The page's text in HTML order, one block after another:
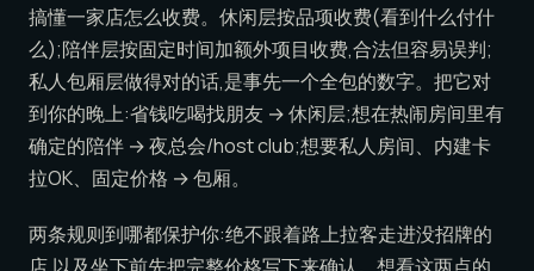
搞懂一家店怎么收费。休闲层按品项收费(看到什么付什
么);陪伴层按固定时间加额外项目收费,合法但容易误判;
私人包厢层做得对的话,是事先一个全包的数字。把它对
到你的晚上:省钱吃喝找朋友 → 休闲层;想在热闹房间里有
确定的陪伴 → 夜总会/host club;想要私人房间、内建卡
拉OK、固定价格 → 包厢。
两条规则到哪都保护你:绝不跟着路上拉客走进没招牌的